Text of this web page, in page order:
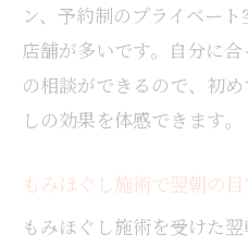
ン、予約制のプライベー
店舗が多いです。自分に
の相談ができるので、初
しの効果を体感できます。
もみほぐし施術で翌朝の
もみほぐし施術を受けた